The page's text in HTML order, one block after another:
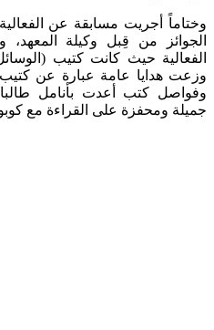
وختاماً أجريت مسابقة عن
الجوائز من قِبل وكيلة
الفعالية حيث كانت كتيب
وزعت هدايا عامة عبارة عن
وفواصل كتب أعدت بأنامل
جميلة ومحفزة على القراءة مع